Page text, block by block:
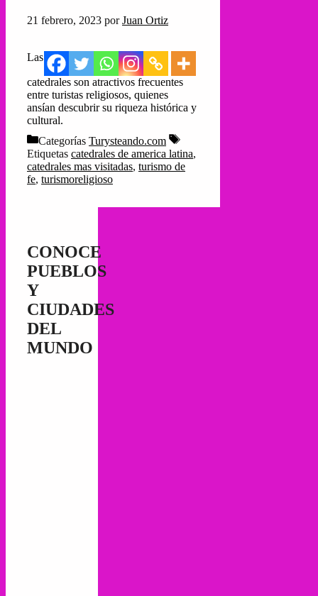
21 febrero, 2023 porJuan Ortiz
Las
catedrales son atractivos frecuentes
entre turistas religiosos, quienes
ansían descubrir su riqueza histórica y
cultural.
Categorías Turysteando.com
Etiquetas catedrales de america latina,
catedrales mas visitadas, turismo de
fe, turismoreligioso
CONOCE
PUEBLOS
Y
CIUDADES
DEL
MUNDO